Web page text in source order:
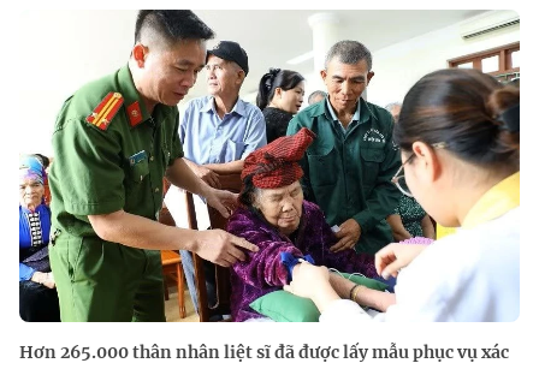
Hơn 265.000 thân nhân liệt sĩ đã được lấy mẫu phục vụ xác